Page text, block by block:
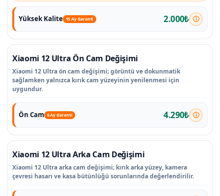
Yüksek Kalite 15 Ay Garanti 2.000₺
Xiaomi 12 Ultra Ön Cam Değişimi
Xiaomi 12 Ultra ön cam değişimi; görüntü ve dokunmatik
sağlamken yalnızca kırık cam yüzeyinin yenilenmesi için
uygundur.
Ön Cam 6 Ay Garanti 4.290₺
Xiaomi 12 Ultra Arka Cam Değişimi
Xiaomi 12 Ultra arka cam değişimi; kırık arka yüzey, kamera
çevresi hasarı ve kasa bütünlüğü sorunlarında değerlendirilir.